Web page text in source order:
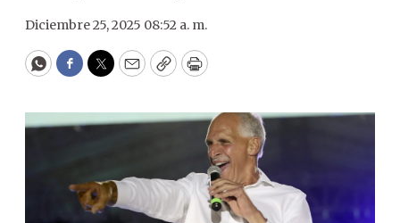
Diciembre 25, 2025 08:52 a. m.
WhatsApp
Facebook
Twitter
EmailCopyPrint